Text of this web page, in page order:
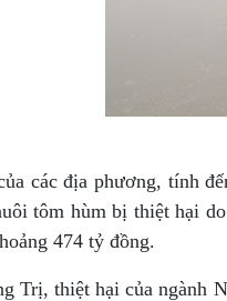
các địa phương, tính
tôm hùm bị thiệt hại
474 tỷ đồng.
Trị, thiệt hại của ngành